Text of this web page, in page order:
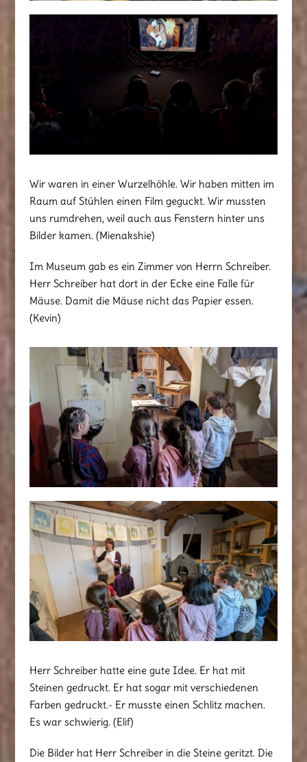
Wir waren in einer Wurzelhöhle. Wir haben mitten im
Raum auf Stühlen einen Film geguckt. Wir mussten
uns rumdrehen, weil auch aus Fenstern hinter uns
Bilder kamen. (Mienakshie)
Im Museum gab es ein Zimmer von Herrn Schreiber.
Herr Schreiber hat dort in der Ecke eine Falle für
Mäuse. Damit die Mäuse nicht das Papier essen.
(Kevin)
Herr Schreiber hatte eine gute Idee. Er hat mit
Steinen gedruckt. Er hat sogar mit verschiedenen
Farben gedruckt.- Er musste einen Schlitz machen.
Es war schwierig. (Elif)
Die Bilder hat Herr Schreiber in die Steine geritzt. Die